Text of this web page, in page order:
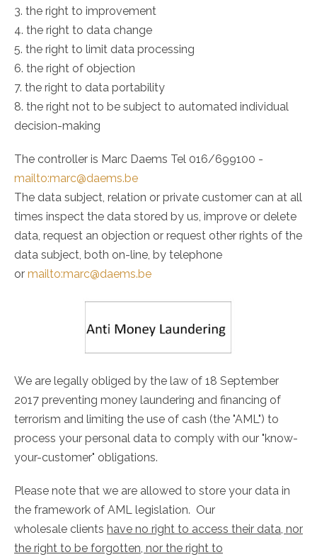
3. the right to improvement
4. the right to data change
5. the right to limit data processing
6. the right of objection
7. the right to data portability
8. the right not to be subject to automated individual
decision-making
The controller is Marc Daems Tel 016/699100 -
mailto:marc@daems.be
The data subject, relation or private customer can at all
times inspect the data stored by us, improve or delete
data, request an objection or request other rights of the
data subject, both on-line, by telephone
or mailto:marc@daems.be
We are legally obliged by the law of 18 September
2017 preventing money laundering and financing of
terrorism and limiting the use of cash (the "AML") to
process your personal data to comply with our "know-
your-customer" obligations.
Please note that we are allowed to store your data in
the framework of AML legislation. Our
wholesale clients have no right to access their data, nor
the right to be forgotten, nor the right to